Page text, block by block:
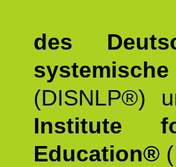
des
(DISNLP®)
Institute
Education®